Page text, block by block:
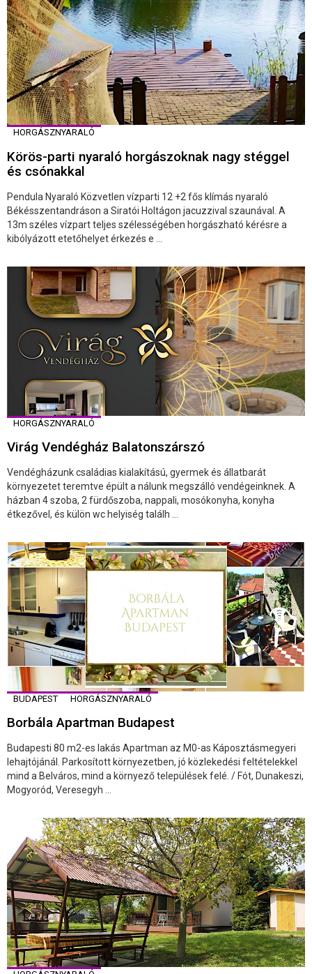
HORGÁSZNYARALÓ
Körös-parti nyaraló horgászoknak nagy stéggel
és csónakkal
Pendula Nyaraló Közvetlen vízparti 12 +2 fős klímás nyaraló
Békésszentandráson a Siratói Holtágon jacuzzival szaunával. A
13m széles vízpart teljes szélességében horgászható kérésre a
kibólyázott etetőhelyet érkezés e ...
HORGÁSZNYARALÓ
Virág Vendégház Balatonszárszó
Vendégházunk családias kialakítású, gyermek és állatbarát
környezetet teremtve épült a nálunk megszálló vendégeinknek. A
házban 4 szoba, 2 fürdőszoba, nappali, mosókonyha, konyha
étkezővel, és külön wc helyiség találh ...
BUDAPEST HORGÁSZNYARALÓ
Borbála Apartman Budapest
Budapesti 80 m2-es lakás Apartman az M0-as Káposztásmegyeri
lehajtójánál. Parkosított környezetben, jó közlekedési feltételekkel
mind a Belváros, mind a környező települések felé. / Fót, Dunakeszi,
Mogyoród, Veresegyh ...